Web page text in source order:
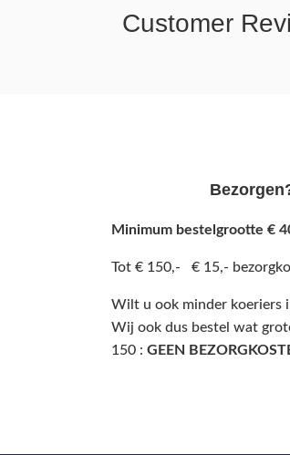
Customer
Minimum bestelgrootte €
Tot € 150,- € 15,-
Wilt u ook minder koeriers
Wij ook dus bestel wat
150 : GEEN